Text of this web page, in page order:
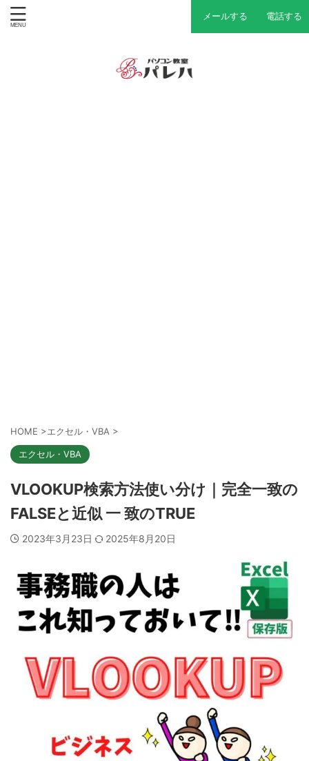
メールする 電話する
HOME >エクセル・VBA >
エクセル・VBA
VLOOKUP検索方法使い分け｜完全一致の
FALSEと近似 一 致のTRUE
2023年3月23日 2025年8月20日